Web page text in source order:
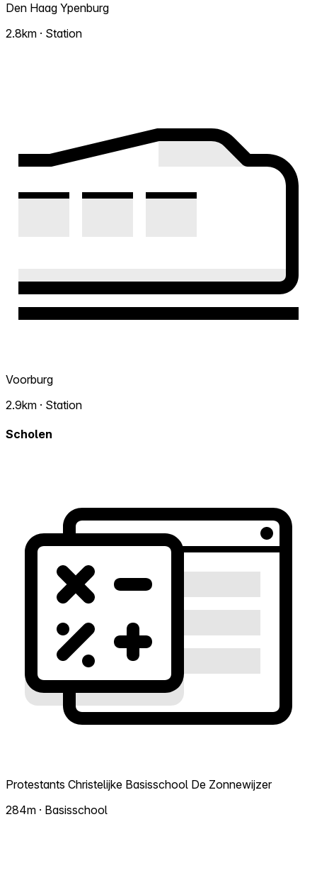
Den Haag Ypenburg
2.8km · Station
Voorburg
2.9km · Station
Scholen
Protestants Christelijke Basisschool De Zonnewijzer
284m · Basisschool